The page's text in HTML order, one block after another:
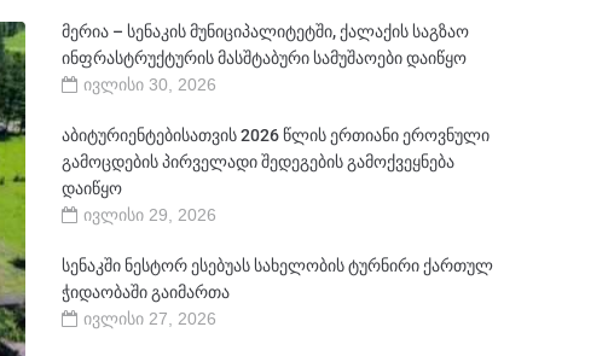
მერია – სენაკის მუნიციპალიტეტში, ქალაქის საგზაო
ინფრასტრუქტურის მასშტაბური სამუშაოები დაიწყო
ივლისი 30, 2026
აბიტურიენტებისათვის 2026 წლის ერთიანი ეროვნული
გამოცდების პირველადი შედეგების გამოქვეყნება
დაიწყო
ივლისი 29, 2026
სენაკში ნესტორ ესებუას სახელობის ტურნირი ქართულ
ჭიდაობაში გაიმართა
ივლისი 27, 2026